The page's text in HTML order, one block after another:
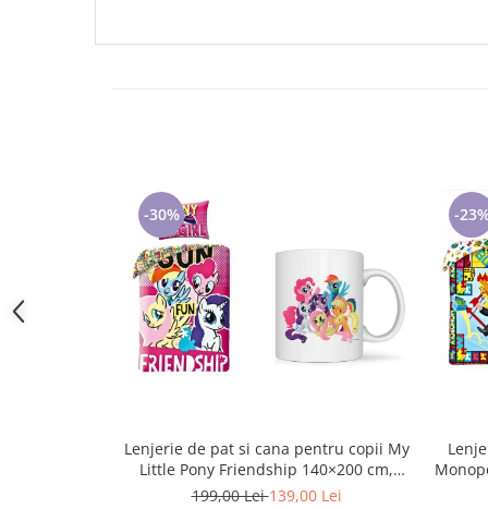
Valentine's Day
Cadouri Back to school
Cadouri Traditionale Romanesti
8 Martie
Cadouri pentru CUPLU El & Ea
Cadouri Iubitori de animale
Cadouri Pensionare
Cadouri Colegi, sefi sau angajati
-30%
Lenjerie de pat si cana pentru copii My
Little Pony Friendship 140×200 cm,
70×90 cm, Disney, 100% bumbac
199,00 Lei139,00 Lei
-
Monopoly 140×200 cm,